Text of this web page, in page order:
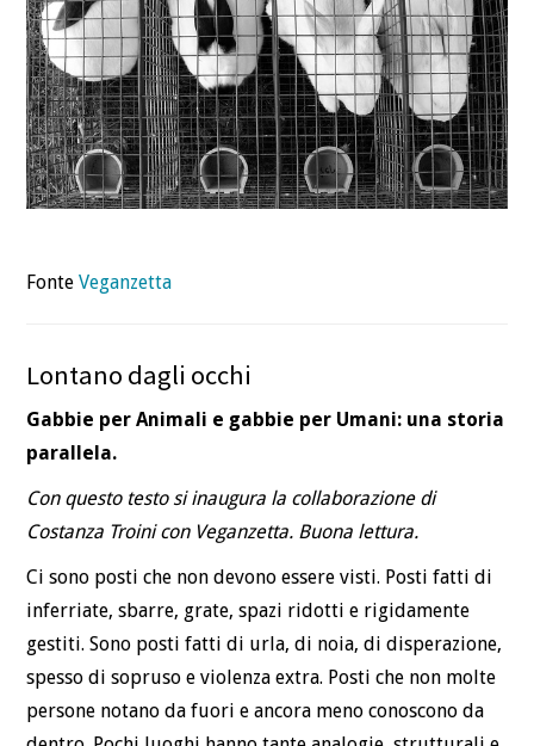
CHI
BLOG
CONTATTI
FonteVeganzetta
Lontano dagli occhi
Gabbie per Animali e gabbie per Umani: una storia
parallela.
Con questo testo si inaugura la collaborazione di
Costanza Troini con Veganzetta. Buona lettura.
Ci sono posti che non devono essere visti. Posti fatti di
inferriate, sbarre, grate, spazi ridotti e rigidamente
gestiti. Sono posti fatti di urla, di noia, di disperazione,
spesso di sopruso e violenza extra. Posti che non molte
persone notano da fuori e ancora meno conoscono da